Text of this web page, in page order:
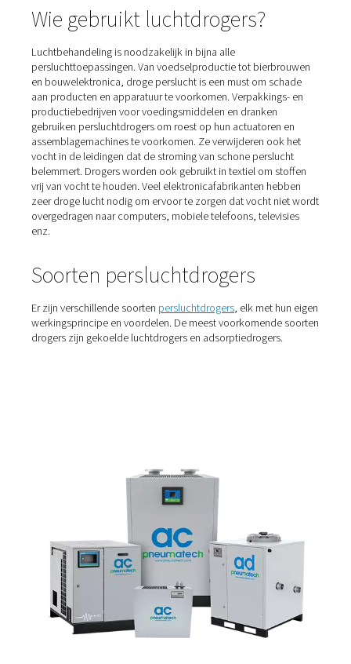
Luchtbehandeling is noodzakelijk in bijna alle
persluchttoepassingen. Van voedselproductie tot
en bouwelektronica, droge perslucht is een must om
aan producten en apparatuur te voorkomen.
zeer droge lucht nodig om ervoor te zorgen dat vocht
overgedragen naar computers, mobiele telefoons,
Soorten persluchtdrogers
Er zijn verschillende soortenpersluchtdrogers
, elk met
werkingsprincipe en voordelen. De meest